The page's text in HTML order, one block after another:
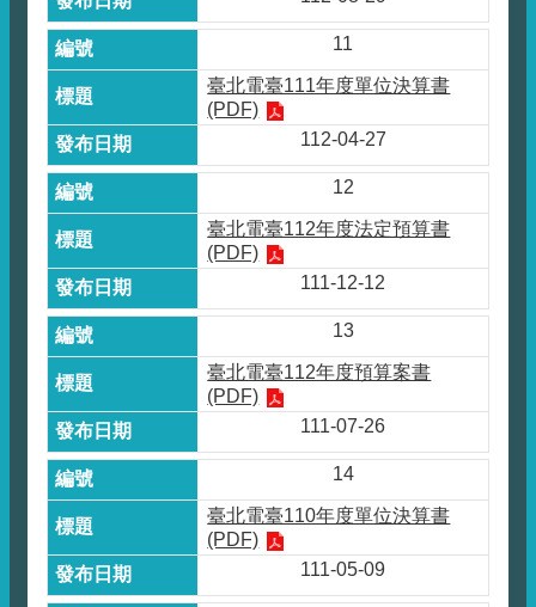
11
臺北電臺111年度單位決算書
(PDF)
112-04-27
12
臺北電臺112年度法定預算書
(PDF)
111-12-12
13
臺北電臺112年度預算案書
(PDF)
111-07-26
14
臺北電臺110年度單位決算書
(PDF)
111-05-09